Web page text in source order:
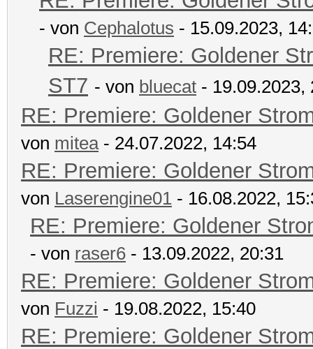
- von Cephalotus - 15.09.2023,
RE: Premiere: Goldener
ST7 - von bluecat - 19.09.2023,
RE: Premiere: Goldener
von mitea- 24.07.2022, 14:54
RE: Premiere: Goldener
von Laserengine01 - 16.08.2022,
RE: Premiere: Goldener
- von raser6 - 13.09.2022, 20:31
RE: Premiere: Goldener
von Fuzzi - 19.08.2022, 15:40
RE: Premiere: Goldener